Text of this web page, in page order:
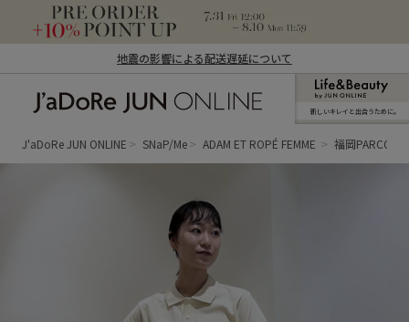
地震の影響による配送遅延について
ン オンライン）
新しいキレイと出合うために。
J'aDoRe JUN ONLINE SNaP/Me ADAM ET ROPÉ FEMME 福岡PARCO